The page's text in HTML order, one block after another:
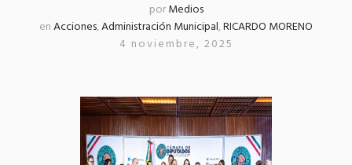
porMedios
enAcciones,Administración Municipal,RICARDO MORENO
4 noviembre, 2025